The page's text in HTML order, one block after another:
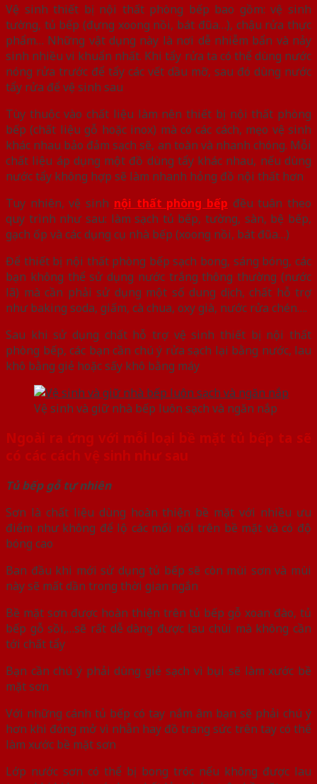
Vệ sinh thiết bị nội thất phòng bếp bao gồm: vệ sinh
tường, tủ bếp (đựng xoong nồi, bát đũa…), chậu rửa thực
phẩm… Những vật dụng này là nơi dễ nhiễm bẩn và nảy
sinh nhiều vi khuẩn nhất. Khi tẩy rửa ta có thể dùng nước
nóng rửa trước để tẩy các vết dầu mỡ, sau đó dùng nước
tẩy rửa để vệ sinh sau
Tùy thuộc vào chất liệu làm nên thiết bị nội thất phòng
bếp (chất liệu gỗ hoặc inox) mà có các cách, mẹo vệ sinh
khác nhau bảo đảm sạch sẽ, an toàn và nhanh chóng. Mỗi
chất liệu áp dụng một đồ dùng tẩy khác nhau, nếu dùng
nước tẩy không hợp sẽ làm nhanh hỏng đồ nội thất hơn
Tuy nhiên, vệ sinh nội thất phòng bếp đều tuân theo
quy trình như sau: làm sạch tủ bếp, tường, sàn, bệ bếp,
gạch ốp và các dụng cụ nhà bếp (xoong nồi, bát đũa…)
Để thiết bị nội thất phòng bếp sạch bong, sáng bóng, các
bạn không thể sử dụng nước trắng thông thường (nước
lã) mà cần phải sử dụng một số dung dịch, chất hỗ trợ
như baking soda, giấm, cà chua, oxy già, nước rửa chén….
Sau khi sử dụng chất hỗ trợ vệ sinh thiết bị nội thất
phòng bếp, các bạn cần chú ý rửa sạch lại bằng nước, lau
khô bằng giẻ hoặc sấy khô bằng máy
Vệ sinh và giữ nhà bếp luôn sạch và ngăn nắp
Ngoài ra ứng với mỗi loại bề mặt tủ bếp ta sẽ
có các cách vệ sinh như sau
Tủ bếp gỗ tự nhiên
Sơn là chất liệu dùng hoàn thiện bề mặt với nhiều ưu
điểm như không để lộ các mối nối trên bề mặt và có độ
bóng cao
Ban đầu khi mới sử dụng tủ bếp sẽ còn mùi sơn và mùi
này sẽ mất dần trong thời gian ngắn
Bề mặt sơn được hoàn thiện trên tủ bếp gỗ xoan đào, tủ
bếp gỗ sồi,…sẽ rất dễ dàng được lau chùi mà không cần
tới chất tẩy
Bạn cần chú ý phải dùng giẻ sạch vì bụi sẽ làm xước bề
mặt sơn
Với những cánh tủ bếp có tay nắm âm bạn sẽ phải chú ý
hơn khi đóng mở vì nhẫn hay đồ trang sức trên tay có thể
làm xước bề mặt sơn
Lớp nước sơn có thể bị bong tróc nếu không được lau